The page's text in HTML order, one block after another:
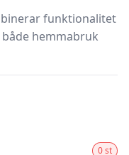
funktionalitet
hemmabruk
0 st